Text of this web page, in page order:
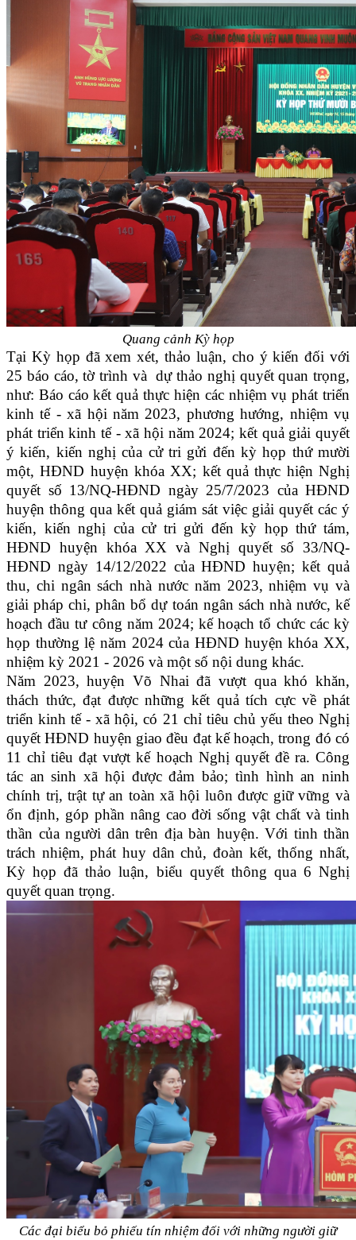
Quang cảnh Kỳ họp
Tại Kỳ họp đãxem xét, thảo luận, cho ý kiến đối với
25 báo cáo, tờ trình và dự thảo nghị quyếtquan trọng,
như: Báo cáo kết quả thực hiện các nhiệm vụ phát triển
kinh tế - xã hội năm 2023, phương hướng, nhiệm vụ
phát triển kinh tế - xã hội năm 2024; kết quả giải quyết
ý kiến, kiến nghị của cử tri gửi đến kỳ họp thứ mười
một, HĐND huyện khóa XX; kết quả thực hiện Nghị
quyết số 13/NQ-HĐND ngày 25/7/2023 của HĐND
huyện thông qua kết quả giám sát việc giải quyết các ý
kiến, kiến nghị của cử tri gửi đến kỳ họp thứ tám,
HĐND huyện khóa XX và Nghị quyết số 33/NQ-
HĐND ngày 14/12/2022 của HĐND huyện; kết quả
thu, chi ngân sách nhà nước năm 2023, nhiệm vụ và
giải pháp chi, phân bổ dự toán ngân sách nhà nước, kế
hoạch đầu tư công năm 2024; kế hoạch tổ chức các kỳ
họp thường lệ năm 2024 của HĐND huyện khóa XX,
nhiệm kỳ 2021 - 2026 và một số nội dung khác.
Năm 2023,huyện Võ Nhai đã vượt qua khó khăn,
thách thức, đạt được những kết quả tích cực về phát
triển kinh tế - xã hội, có 21 chỉ tiêu chủ yếu theo Nghị
quyết HĐND huyện giao đều đạt kế hoạch, trong đó có
11 chỉ tiêu đạt vượt kế hoạch Nghị quyết đề ra. Công
tác an sinh xã hội được đảm bảo; tình hình an ninh
chính trị, trật tự an toàn xã hội luôn được giữ vững và
ổn định, góp phần nâng cao đời sống vật chất và tinh
thần của người dân trên địa bàn huyện. Với tinh thần
trách nhiệm, phát huy dân chủ, đoàn kết, thống nhất,
Kỳ họp đã thảo luận, biểu quyết thông qua 6 Nghị
quyết quan trọng.
Các đại biểu bỏ phiếu tín nhiệm đối với những người giữ